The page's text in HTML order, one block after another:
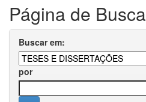
Página de Busca
Buscar em:
por